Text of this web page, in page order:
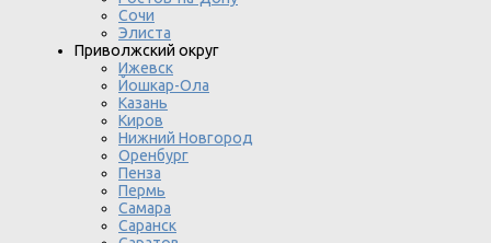
Сочи
Элиста
Приволжский округ
Ижевск
Йошкар-Ола
Казань
Киров
Нижний Новгород
Оренбург
Пенза
Пермь
Самара
Саранск